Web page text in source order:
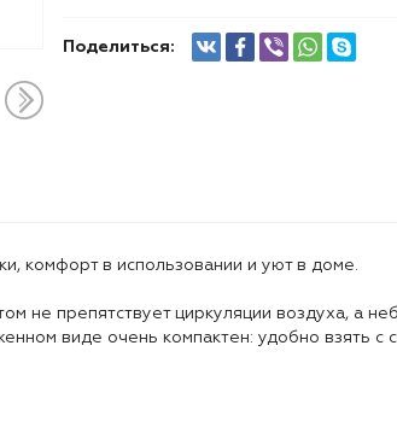
Поделиться:
комфорт в использовании и уют в доме.
не препятствует циркуляции воздуха, а
виде очень компактен: удобно взять с